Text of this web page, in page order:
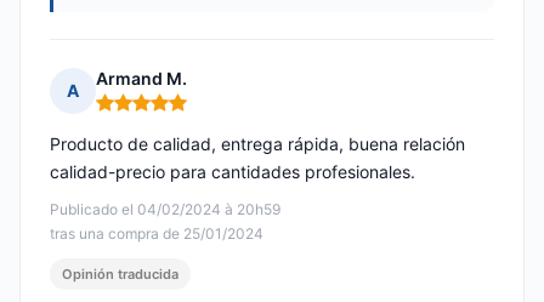
A
Armand M.
Nota: 5 de 5
Publicado el 04/02/2024 à 20h59
tras una compra de 25/01/2024
Producto de calidad, entrega rápida, buena relación
calidad-precio para cantidades profesionales.
Opinión traducida